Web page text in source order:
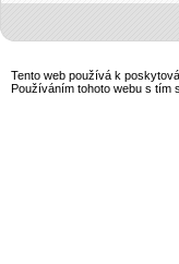
Tento web používá k
Používáním tohoto webu s tím